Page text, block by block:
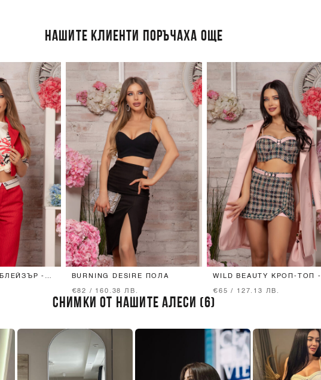
НАШИТЕ КЛИЕНТИ ПОРЪЧАХА ОЩЕ
БЛЕЙЗЪР - BURNING DESIRE ПОЛА
€82 / 160.38 ЛВ.
WILD BEAUTY КРОП-ТОП -
€65 / 127.13 ЛВ.
СНИМКИ ОТ НАШИТЕ АЛЕСИ (6)